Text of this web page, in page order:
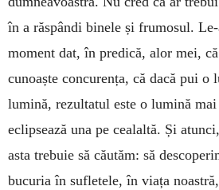
în a răspândi binele și frumosul.
moment dat, în predică, alor mei,
cunoaște concurența, că dacă pui o
lumină, rezultatul este o lumină
eclipsează una pe cealaltă. Și
asta trebuie să căutăm: să
bucuria în sufletele, în viața